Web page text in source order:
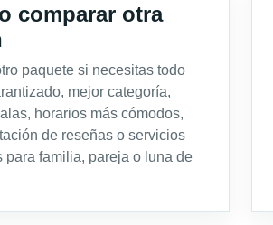
comparar otra
paquete si necesitas todo
mejor categoría,
horarios más cómodos,
de reseñas o servicios
para familia, pareja o luna de